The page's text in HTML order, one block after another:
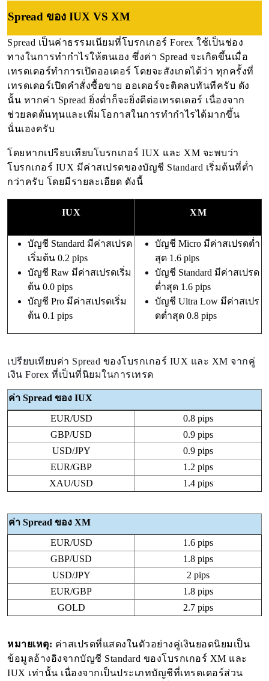
Spread ของ IUX VS XM
Spread เป็นค่าธรรมเนียมที่โบรกเกอร์ Forex ใช้เป็นช่อง
ทางในการทำกำไรให้ตนเอง ซึ่งค่า Spread จะเกิดขึ้นเมื่อ
เทรดเดอร์ทำการเปิดออเดอร์ โดยจะสังเกตได้ว่า ทุกครั้งที่
เทรดเดอร์เปิดคำสั่งซื้อขาย ออเดอร์จะติดลบทันทีครับ ดัง
นั้น หากค่า Spread ยิ่งต่ำก็จะยิ่งดีต่อเทรดเดอร์ เนื่องจาก
ช่วยลดต้นทุนและเพิ่มโอกาสในการทำกำไรได้มากขึ้น
นั่นเองครับ
โดยหากเปรียบเทียบโบรกเกอร์ IUX และ XM จะพบว่า
โบรกเกอร์ IUX มีค่าสเปรดของบัญชี Standard เริ่มต้นที่ต่ำ
กว่าครับ โดยมีรายละเอียด ดังนี้
IUX XM
บัญชี Standard มีค่าสเปรด
เริ่มต้น 0.2 pips
บัญชี Raw มีค่าสเปรดเริ่ม
ต้น 0.0 pips
บัญชี Pro มีค่าสเปรดเริ่ม
ต้น 0.1 pips
บัญชี Micro มีค่าสเปรดต่ำ
สุด 1.6 pips
บัญชี Standard มีค่าสเปรด
ต่ำสุด 1.6 pips
บัญชี Ultra Low มีค่าสเปร
ดต่ำสุด 0.8 pips
เปรียบเทียบค่า Spread ของโบรกเกอร์ IUX และ XM จากคู่
เงิน Forex ที่เป็นที่นิยมในการเทรด
ค่า Spread ของ IUX
EUR/USD
0.8 pips
GBP/USD
0.9 pips
USD/JPY
0.9 pips
EUR/GBP
1.2 pips
XAU/USD
1.4 pips
ค่า Spread ของ XM
EUR/USD
1.6 pips
GBP/USD
1.8 pips
USD/JPY
2 pips
EUR/GBP
1.8 pips
GOLD
2.7 pips
หมายเหตุ: ค่าสเปรดที่แสดงในตัวอย่างคู่เงินยอดนิยมเป็น
ข้อมูลอ้างอิงจากบัญชี Standard ของโบรกเกอร์ XM และ
IUX เท่านั้น เนื่องจากเป็นประเภทบัญชีที่เทรดเดอร์ส่วน